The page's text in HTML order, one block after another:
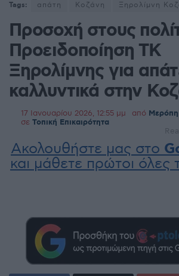
Tags: απάτη Κοζάνη Ξηρολίμνη
Προσοχή στους
Προειδοποίηση ΤΚ
Ξηρολίμνης για
καλλυντικά στην
17 Ιανουαρίου 2026, 12:55 μμ από
σε Τοπική Επικαιρότητα
Ακολουθήστε μας στο
και μάθετε πρώτοι όλες